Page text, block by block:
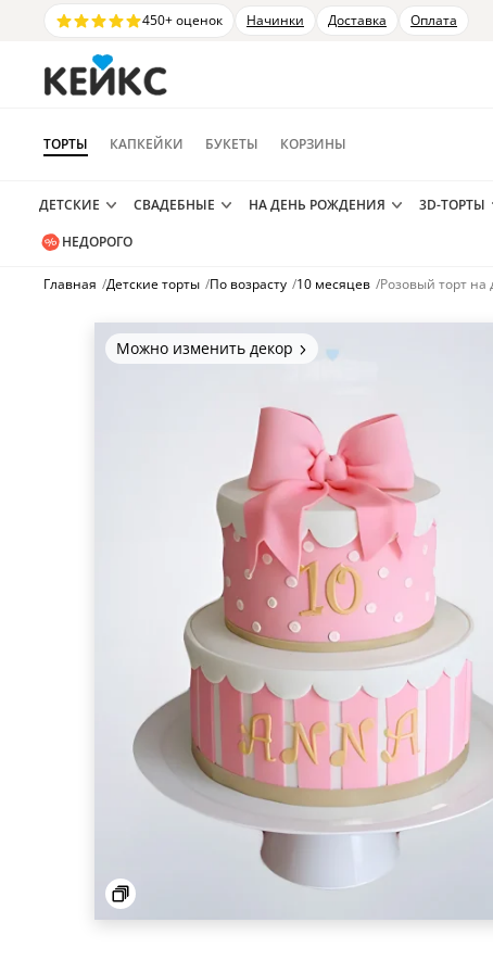
450+ оценок Начинки Доставка Оплата
ТОРТЫ КАПКЕЙКИ БУКЕТЫ КОРЗИНЫ
ДЕТСКИЕ СВАДЕБНЫЕ НА ДЕНЬ РОЖДЕНИЯ 3D-ТОРТЫ
НЕДОРОГО
Главная /Детские торты /По возрасту /10 месяцев /Розовый торт
Можно изменить декор
Цвет покрытия, надписи,